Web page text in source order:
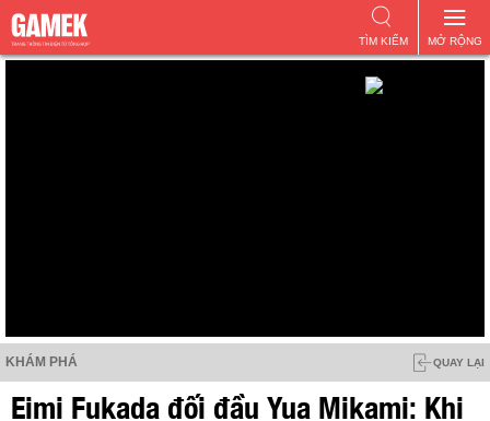
MỞ RỘNG
TÌM KIẾM
KHÁM PHÁ QUAY LẠI
Eimi Fukada đối đầu Yua Mikami: Khi